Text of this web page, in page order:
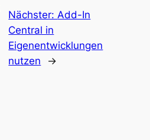
Nächster: Add-In
Central in
Eigenentwicklungen
nutzen
→